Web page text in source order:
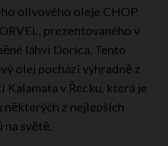
olivového oleje CHOP
prezentovaného v
láhvi Dorica. Tento
olej pochází výhradně z
v Řecku, která je
některých z nejlepších
světě.